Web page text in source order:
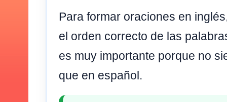
Para formar oraciones en
el orden correcto de las
es muy importante porque no
que en español.